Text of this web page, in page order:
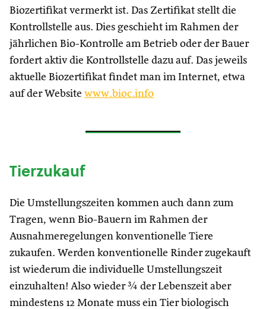
Biozertifikat vermerkt ist. Das Zertifikat stellt die
Kontrollstelle aus. Dies geschieht im Rahmen der
jährlichen Bio-Kontrolle am Betrieb oder der Bauer
fordert aktiv die Kontrollstelle dazu auf. Das jeweils
aktuelle Biozertifikat findet man im Internet, etwa
auf der Website www.bioc.info
Tierzukauf
Die Umstellungszeiten kommen auch dann zum
Tragen, wenn Bio-Bauern im Rahmen der
Ausnahmeregelungen konventionelle Tiere
zukaufen. Werden konventionelle Rinder zugekauft
ist wiederum die individuelle Umstellungszeit
einzuhalten! Also wieder ¾ der Lebenszeit aber
mindestens 12 Monate muss ein Tier biologisch